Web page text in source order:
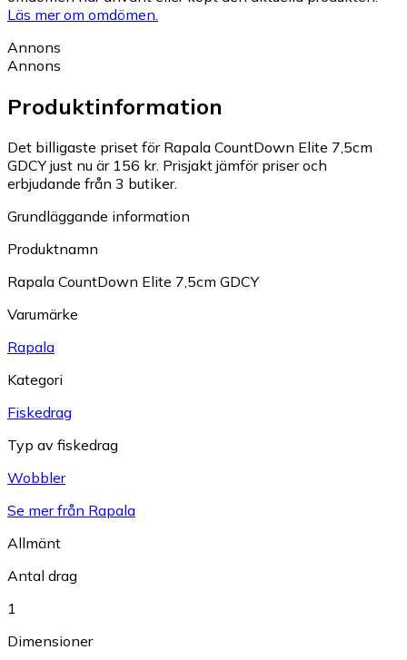
Läs mer om omdömen.
Annons
Annons
Produktinformation
Det billigaste priset för Rapala CountDown Elite 7,5cm
GDCY just nu är 156 kr. Prisjakt jämför priser och
erbjudande från 3 butiker.
Grundläggande information
Produktnamn
Rapala CountDown Elite 7,5cm GDCY
Varumärke
Rapala
Kategori
Fiskedrag
Typ av fiskedrag
Wobbler
Se mer från Rapala
Allmänt
Antal drag
1
Dimensioner